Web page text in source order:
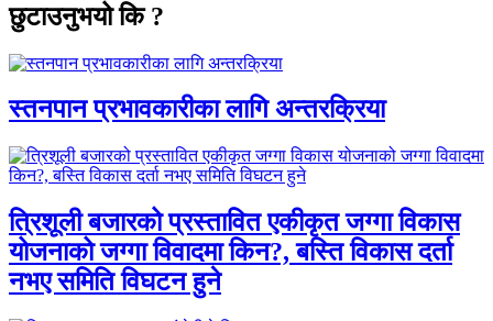
छुटाउनुभयो कि ?
स्तनपान प्रभावकारीका लागि अन्तरक्रिया
त्रिशूली बजारको प्रस्तावित एकीकृत जग्गा विकास
योजनाको जग्गा विवादमा किन?, बस्ति विकास दर्ता
नभए समिति विघटन हुने